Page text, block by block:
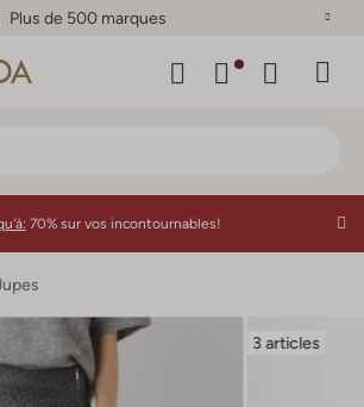
Plus de 500 marques
70% sur vos incontournables!
3 articles